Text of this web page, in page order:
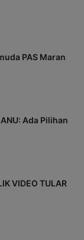
PAS Maran
Ada Pilihan
VIDEO TULAR